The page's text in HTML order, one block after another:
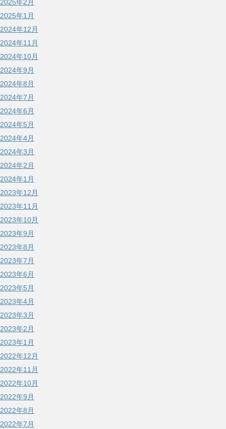
2025年2月
2025年1月
2024年12月
2024年11月
2024年10月
2024年9月
2024年8月
2024年7月
2024年6月
2024年5月
2024年4月
2024年3月
2024年2月
2024年1月
2023年12月
2023年11月
2023年10月
2023年9月
2023年8月
2023年7月
2023年6月
2023年5月
2023年4月
2023年3月
2023年2月
2023年1月
2022年12月
2022年11月
2022年10月
2022年9月
2022年8月
2022年7月